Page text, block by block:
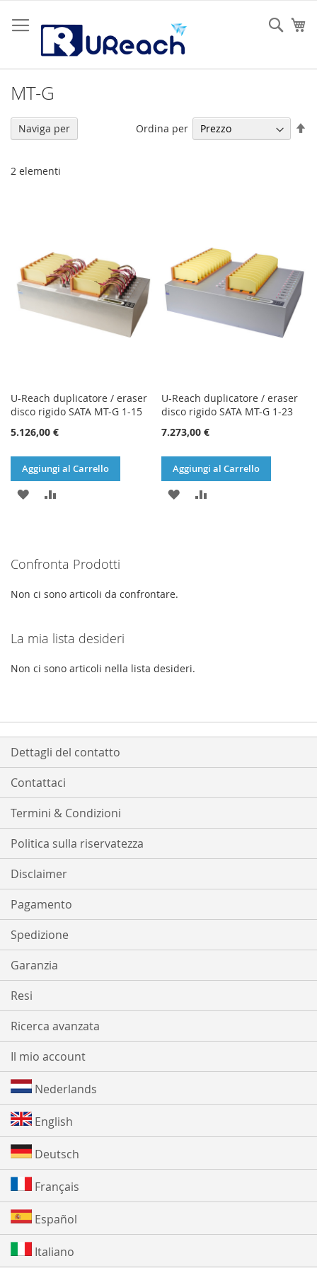
al
contenuto
MT-G
2 elementi
Ordina per
U-Reach duplicatore / eraser
disco rigido SATA MT-G 1-15
5.126,00 €
Aggiungi al Carrello
AGGIUNGI
DESIDERI
U-Reach duplicatore / eraser
disco rigido SATA MT-G 1-23
7.273,00 €
Aggiungi al Carrello
AGGIUNGI
Naviga per
Confronta Prodotti
Non ci sono articoli da confrontare.
La mia lista desideri
Non ci sono articoli nella lista desideri.
Dettagli del contatto
Contattaci
Termini & Condizioni
Politica sulla riservatezza
Disclaimer
Pagamento
Spedizione
Garanzia
Resi
Ricerca avanzata
Il mio account
Nederlands
English
Deutsch
Français
Español
Italiano